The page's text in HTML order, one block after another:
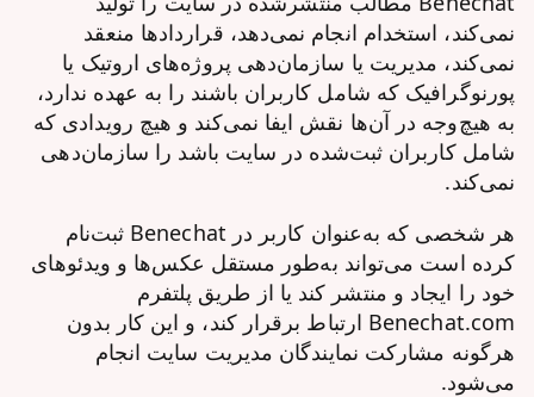
نمی‌کند، استخدام انجام نمی‌دهد، قراردادها منعقد
نمی‌کند، مدیریت یا سازمان‌دهی پروژه‌های اروتیک یا
پورنوگرافیک که شامل کاربران باشند را به عهده ندارد،
به هیچ‌وجه در آن‌ها نقش ایفا نمی‌کند و هیچ رویدادی که
شامل کاربران ثبت‌شده در سایت باشد را سازمان‌دهی
نمی‌کند.
هر شخصی که به‌عنوان کاربر در Benechat ثبت‌نام
کرده است می‌تواند به‌طور مستقل عکس‌ها و ویدئوهای
خود را ایجاد و منتشر کند یا از طریق پلتفرم
Benechat.com ارتباط برقرار کند، و این کار بدون
هرگونه مشارکت نمایندگان مدیریت سایت انجام
می‌شود.